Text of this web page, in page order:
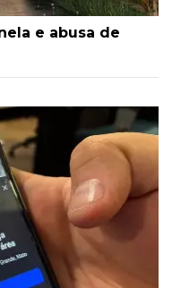
e abusa de